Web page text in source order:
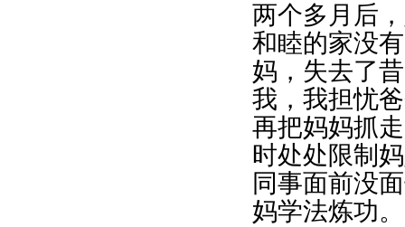
两个多月后
和睦的家没
妈，失去了
我，我担忧
再把妈妈抓
时处处限制
同事面前没
妈学法炼功。